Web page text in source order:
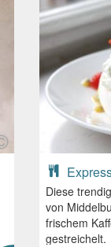
Diese
von
frischem
gestreichelt.